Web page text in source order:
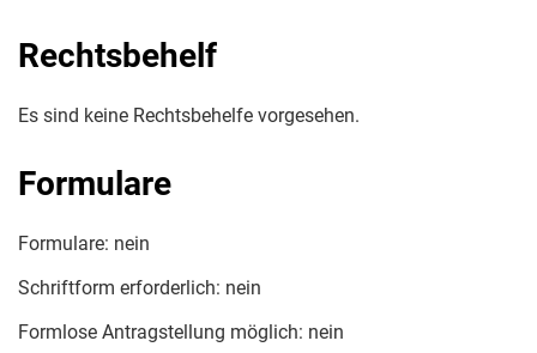
Rechtsbehelf
Es sind keine Rechtsbehelfe vorgesehen.
Formulare
Formulare: nein
Schriftform erforderlich: nein
Formlose Antragstellung möglich: nein